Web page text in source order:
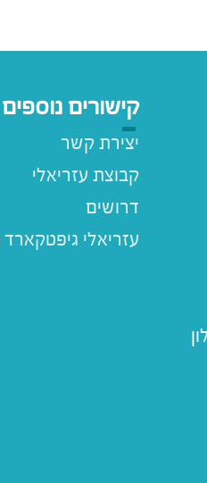
קישורים נוספים
יצירת קשר
קבוצת עזריאלי
דרושים